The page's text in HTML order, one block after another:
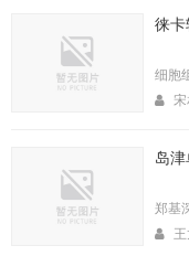
2025年4月春
生命中心2025
2026年春季
生命科学实验
徕卡
细胞
岛
郑基